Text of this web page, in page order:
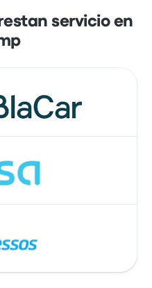
servicio en